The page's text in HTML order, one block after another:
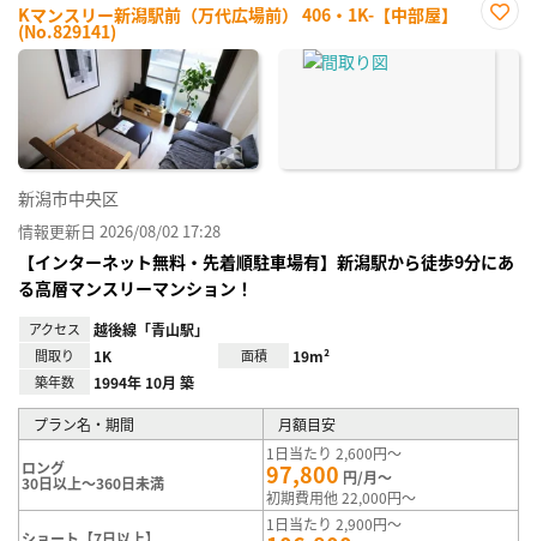
Kマンスリー新潟駅前（万代広場前） 406・1K-【中部屋】
(No.829141)
に入
新潟市中央区
情報更新日 2026/08/02 17:28
【インターネット無料・先着順駐車場有】新潟駅から徒歩9分にあ
る高層マンスリーマンション！
アクセス 越後線「青山駅」
間取り 1K 面積 19m²
築年数 1994年 10月 築
プラン名・期間 月額目安
ロング
30日以上～360日未満
1日当たり 2,600円～
97,800 円/月～
初期費用他 22,000円～
1日当たり 2,900円～